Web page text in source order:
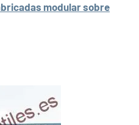
modular sobre